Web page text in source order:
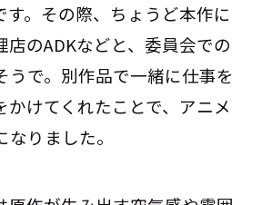
す。その際、ちょうど本作に
店のADKなどと、委員会での
うで。別作品で一緒に仕事を
かけてくれたことで、アニメ
りました。